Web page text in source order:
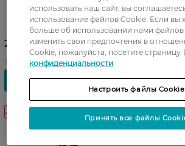
Карандаш для бровей Rm
brow pro micro 003 Dark
Brown 0.09 г
209,99 ГРН
wonder
мл
319,99
-20%
использовать наш сайт, вы
использование файлов Cookie. Если вы
больше об использовании нами файлов
изменить свои предпочтения в
Cookie, пожалуйста, посетите страницу
конфиденциальности
Настроить файлы Cookie
Принять все файлы